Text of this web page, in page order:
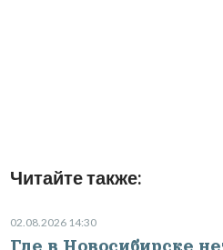
Читайте также:
02.08.2026 14:30
Где в Новосибирске